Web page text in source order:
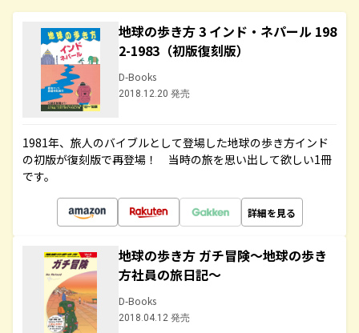
地球の歩き方 3 インド・ネパール 198
2-1983（初版復刻版）
D-Books
2018.12.20 発売
1981年、旅人のバイブルとして登場した地球の歩き方インド
の初版が復刻版で再登場！ 当時の旅を思い出して欲しい1冊
です。
詳細を見る
地球の歩き方 ガチ冒険～地球の歩き
方社員の旅日記～
D-Books
2018.04.12 発売